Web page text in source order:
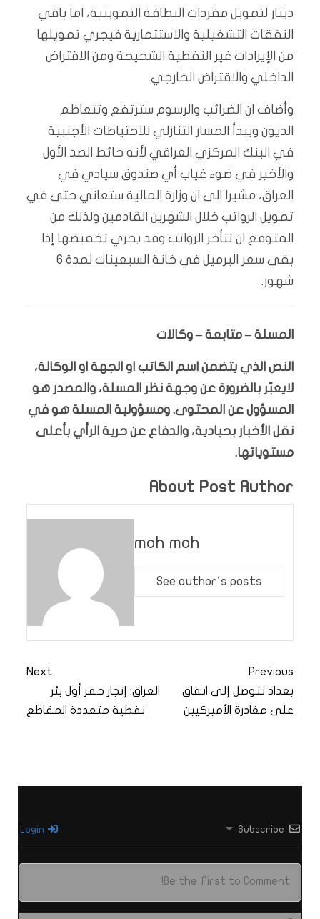
دينار لتمويل مفردات البطاقة التموينية، اما باقي
النفقات التشغيلية والاستثمارية فيجري تمويلها
من الإيرادات غير النفطية الشحيحة ومن الاقتراض
الداخلي والاقتراض الخارجي.
وأضاف ان الضرائب والرسوم سترتفع وتتعاظم
الديون ويبدأ المسار التنازلي للاحتياطات الأجنبية
في البنك المركزي العراقي لأنه حائط الصد الأول
والأخير في ضوء غياب أي صندوق سيادي في
العراق، مشيرا الى ان وزارة المالية ستعاني حتى في
تمويل الرواتب خلال الشهرين القادمين ولذلك من
المتوقع ان تتأخر الرواتب وقد يجري تخفيضها إذا
بقي سعر البرميل في خانة السبعينات لمدة 6
شهور.
المسلة – متابعة – وكالات
النص الذي يتضمن اسم الكاتب او الجهة او الوكالة،
لايعبّر بالضرورة عن وجهة نظر المسلة، والمصدر هو
المسؤول عن المحتوى. ومسؤولية المسلة هو في
نقل الأخبار بحيادية، والدفاع عن حرية الرأي بأعلى
مستوياتها.
About Post Author
moh moh
See author's posts
Previous
بغداد تتوصل إلى اتفاق
على مغادرة الأميركيين
Next
العراق: إنجاز حفر أول بئر
نفطية متعددة المقاطع
Subscribe